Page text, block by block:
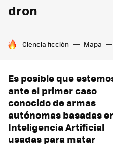
dron
HOY SE HABLA DE
Ciencia ficción Mapa
Es posible que
ante el primer caso
conocido de armas
autónomas basadas
Inteligencia Artificial
usadas para matar